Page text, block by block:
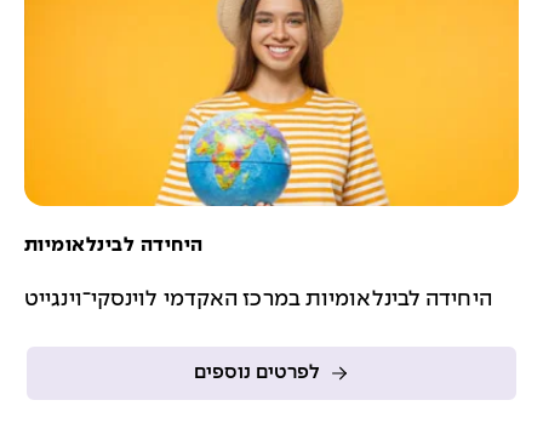
היחידה לבינלאומיות
היחידה לבינלאומיות במרכז האקדמי לוינסקי־וינגייט
לפרטים נוספים